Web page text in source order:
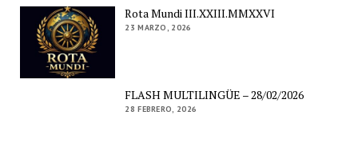
Rota Mundi III.XXIII.MMXXVI
23 MARZO, 2026
FLASH MULTILINGÜE – 28/02/2026
28 FEBRERO, 2026